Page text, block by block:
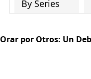
By Series
Orar por Otros: Un